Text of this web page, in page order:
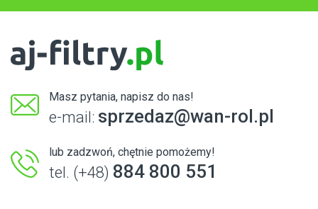
Masz pytania, napisz do nas!
e-mail: sprzedaz@wan-rol.pl
lub zadzwoń, chętnie pomożemy!
tel. (+48) 884 800 551